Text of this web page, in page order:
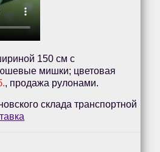
150 см с
мишки; цветовая
, продажа рулонами.
склада транспортной